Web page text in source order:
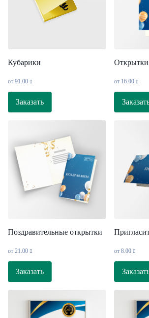
Кубарики
от 91.00
Заказать
Открытки
от 16.00
Поздравительные открытки
от 21.00
Заказать
от 8.00